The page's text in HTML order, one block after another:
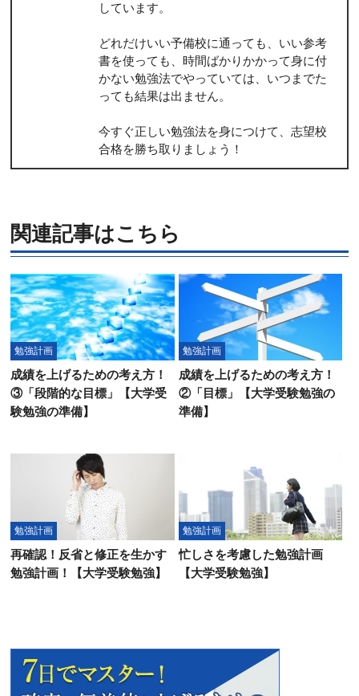
しています。
どれだけいい予備校に通っても、いい参考
書を使っても、時間ばかりかかって身に付
かない勉強法でやっていては、いつまでた
っても結果は出ません。
今すぐ正しい勉強法を身につけて、志望校
合格を勝ち取りましょう！
関連記事はこちら
勉強計画
成績を上げるための考え方！
③「段階的な目標」【大学受
験勉強の準備】
勉強計画
成績を上げるための考え方！
②「目標」【大学受験勉強の
準備】
勉強計画
再確認！反省と修正を生かす
勉強計画！【大学受験勉強】
勉強計画
忙しさを考慮した勉強計画
【大学受験勉強】